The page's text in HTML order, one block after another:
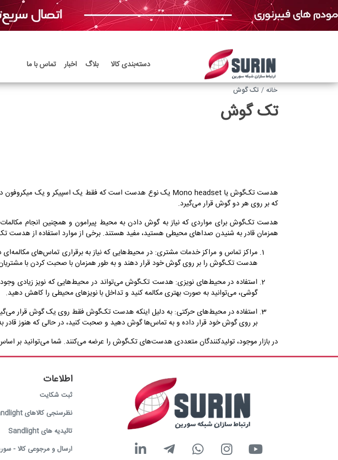
دسته‌بندی‌ کالا بلاگ اخبار تماس با ما
خانه
تک گوش
تک گوش
که بر روی هر دو گوش قرار می‌گیرد.
هدست تک‌گوش برای مواردی که نیاز به گوش دادن به محیط پیرامون و همچنین انجام
همزمان قادر به شنیدن صداهای محیطی هستید، مفید هستند. برخی از موارد استفاده از هدست
مراکز تماس و مراکز خدمات مشتری: در محیط‌هایی که نیاز به برقراری تماس‌های
هدست تک‌گوش را بر روی گوش خود قرار دهند و به طور همزمان با صحبت کردن با
استفاده در محیط‌های نویزی: هدست تک‌گوش می‌تواند در محیط‌هایی که نویز زیادی
گوشی، می‌توانید به صورت بهتری مکالمه کنید و تداخل با نویزهای محیطی را کاهش دهید.
استفاده در محیط‌های حرکتی: به دلیل اینکه هدست تک‌گوش فقط روی یک گوش قرار
بر روی گوش خود قرار داده و به تماس‌ها گوش دهید و صحبت کنید، در حالی که هنوز
در بازار موجود، تولیدکنندگان متعددی هدست‌های تک‌گوش را عرضه می‌کنند. شما می‌توانید بر اساس
اطلاعات
ثبت شکایت
نظرسنجی کالاهای Sandlight
تائیدیه های Sandlight
ارسال و مرجوعی کالا -